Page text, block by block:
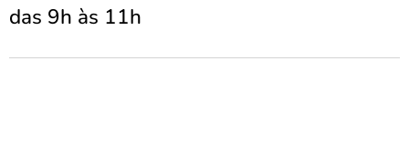
das 9h às 11h